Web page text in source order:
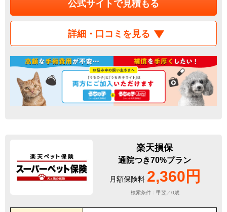
公式サイトで見積もる
詳細・口コミを見る
楽天損保
通院つき70%プラン
月額保険料 2,360円
検索条件：甲斐／0歳